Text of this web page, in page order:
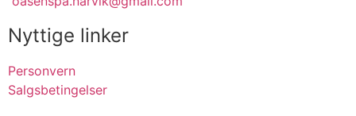
Nyttige linker
Personvern
Salgsbetingelser